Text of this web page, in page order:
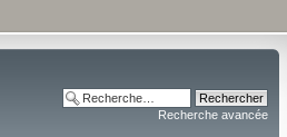
Recherche avancée